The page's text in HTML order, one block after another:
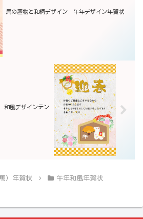
馬の置物と和柄デザイン 午年デザイン年賀状
和風デザインテン
）年賀状 午年和風年賀状